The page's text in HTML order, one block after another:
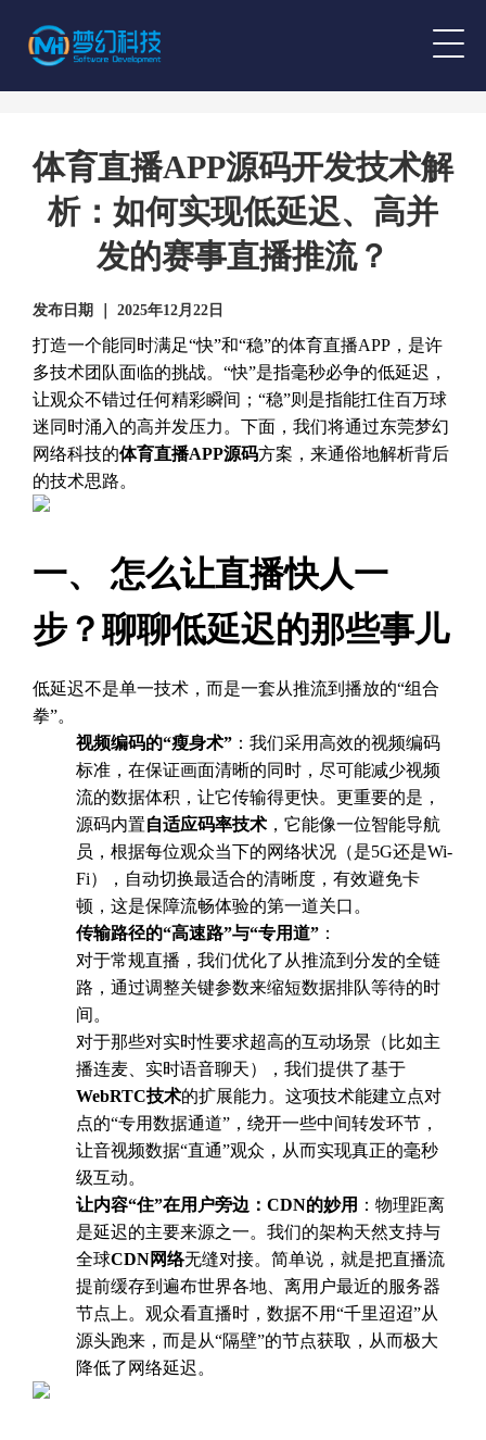
体育直播APP源码开发技术解
析：如何实现低延迟、高并
发的赛事直播推流？
发布日期 ｜ 2025年12月22日
打造一个能同时满足“快”和“稳”的体育直播APP，是许
多技术团队面临的挑战。“快”是指毫秒必争的低延迟，
让观众不错过任何精彩瞬间；“稳”则是指能扛住百万球
迷同时涌入的高并发压力。下面，我们将通过东莞梦幻
网络科技的体育直播APP源码方案，来通俗地解析背后
的技术思路。
一、 怎么让直播快人一
步？聊聊低延迟的那些事儿
低延迟不是单一技术，而是一套从推流到播放的“组合
拳”。
视频编码的“瘦身术” ：我们采用高效的视频编码
标准，在保证画面清晰的同时，尽可能减少视频
流的数据体积，让它传输得更快。更重要的是，
源码内置自适应码率技术 ，它能像一位智能导航
员，根据每位观众当下的网络状况（是5G还是Wi-
Fi），自动切换最适合的清晰度，有效避免卡
顿，这是保障流畅体验的第一道关口。
传输路径的“高速路”与“专用道” ：
对于常规直播，我们优化了从推流到分发的全链
路，通过调整关键参数来缩短数据排队等待的时
间。
对于那些对实时性要求超高的互动场景（比如主
播连麦、实时语音聊天），我们提供了基于
WebRTC技术的扩展能力。这项技术能建立点对
点的“专用数据通道”，绕开一些中间转发环节，
让音视频数据“直通”观众，从而实现真正的毫秒
级互动。
让内容“住”在用户旁边：CDN的妙用 ：物理距离
是延迟的主要来源之一。我们的架构天然支持与
全球CDN网络无缝对接。简单说，就是把直播流
提前缓存到遍布世界各地、离用户最近的服务器
节点上。观众看直播时，数据不用“千里迢迢”从
源头跑来，而是从“隔壁”的节点获取，从而极大
降低了网络延迟。